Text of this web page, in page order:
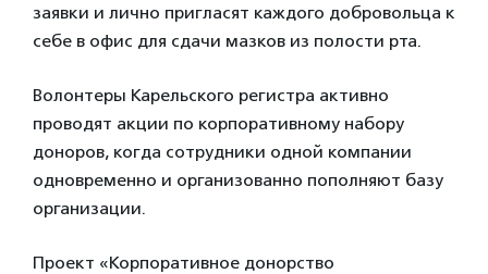
заявки и лично пригласят каждого добровольца к
себе в офис для сдачи мазков из полости рта.
Волонтеры Карельского регистра активно
проводят акции по корпоративному набору
доноров, когда сотрудники одной компании
одновременно и организованно пополняют базу
организации.
Проект «Корпоративное донорство